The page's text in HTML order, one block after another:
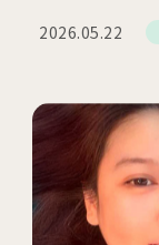
2026.05.22